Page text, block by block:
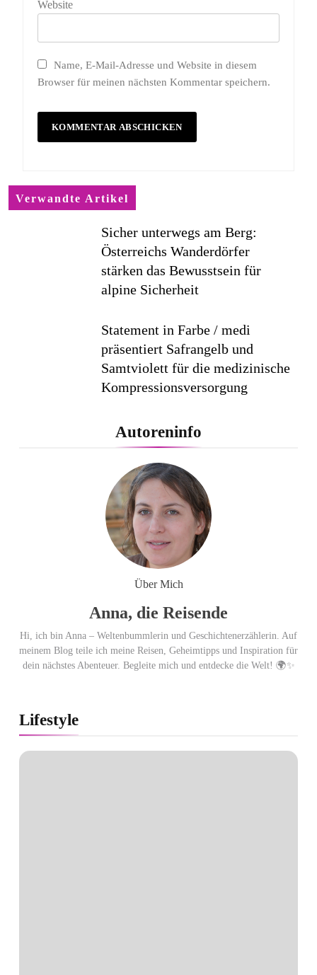
Website
Name, E-Mail-Adresse und Website in diesem
Browser für meinen nächsten Kommentar speichern.
Verwandte Artikel
Sicher unterwegs am Berg:
Österreichs Wanderdörfer
stärken das Bewusstsein für
alpine Sicherheit
Statement in Farbe / medi
präsentiert Safrangelb und
Samtviolett für die medizinische
Kompressionsversorgung
PEPE JEANS LONDON AW26
Flachste mechanische
Weltzeituhr gewinnt Red Dot:
Best of the Best 2026 / NOMOS
Glashütte erzielt 94 von 100
Punkten.
Autoreninfo
Über Mich
Anna, die Reisende
Hi, ich bin Anna – Weltenbummlerin und Geschichtenerzählerin. Auf
meinem Blog teile ich meine Reisen, Geheimtipps und Inspiration für
dein nächstes Abenteuer. Begleite mich und entdecke die Welt! 🌍✨
Lifestyle